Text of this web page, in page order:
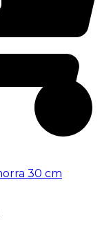
30 cm